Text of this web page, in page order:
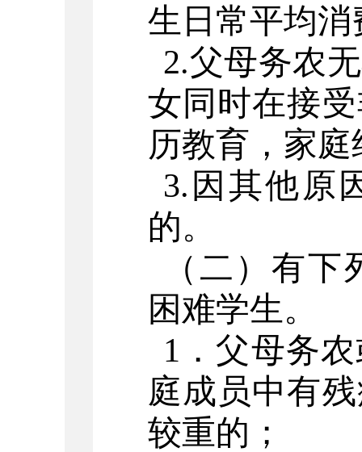
生日常平均消
2.父母务农
女同时在接
历教育，家
3. 因其他原
的。
（二）有
困难学生。
1 ．父母务
庭成员中有
较重的；